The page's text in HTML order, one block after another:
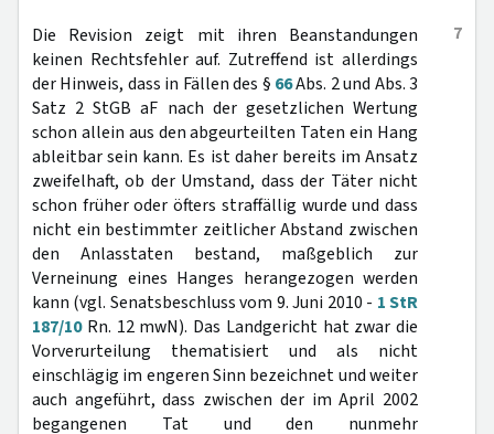
7
Die Revision zeigt mit ihren Beanstandungen
keinen Rechtsfehler auf. Zutreffend ist allerdings
der Hinweis, dass in Fällen des § 66Abs. 2 und Abs. 3
Satz 2 StGB aF nach der gesetzlichen Wertung
schon allein aus den abgeurteilten Taten ein Hang
ableitbar sein kann. Es ist daher bereits im Ansatz
zweifelhaft, ob der Umstand, dass der Täter nicht
schon früher oder öfters straffällig wurde und dass
nicht ein bestimmter zeitlicher Abstand zwischen
den Anlasstaten bestand, maßgeblich zur
Verneinung eines Hanges herangezogen werden
kann (vgl. Senatsbeschluss vom 9. Juni 2010 - 1 StR
187/10Rn. 12 mwN). Das Landgericht hat zwar die
Vorverurteilung thematisiert und als nicht
einschlägig im engeren Sinn bezeichnet und weiter
auch angeführt, dass zwischen der im April 2002
begangenen Tat und den nunmehr